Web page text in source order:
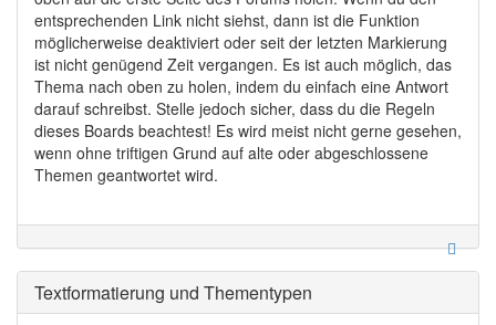
entsprechenden Link nicht siehst, dann ist die Funktion
möglicherweise deaktiviert oder seit der letzten Markierung
ist nicht genügend Zeit vergangen. Es ist auch möglich, das
Thema nach oben zu holen, indem du einfach eine Antwort
darauf schreibst. Stelle jedoch sicher, dass du die Regeln
dieses Boards beachtest! Es wird meist nicht gerne gesehen,
wenn ohne triftigen Grund auf alte oder abgeschlossene
Themen geantwortet wird.
Textformatierung und Thementypen